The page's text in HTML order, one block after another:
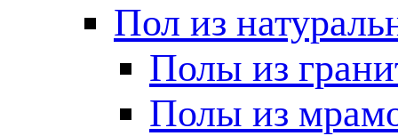
Пол из
Полы из
Полы из